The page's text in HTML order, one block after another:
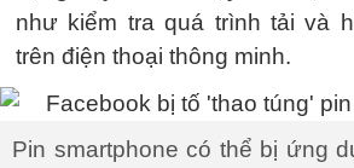
như kiểm tra quá trình tải và
trên điện thoại thông minh.
Pin smartphone có thể bị ứng